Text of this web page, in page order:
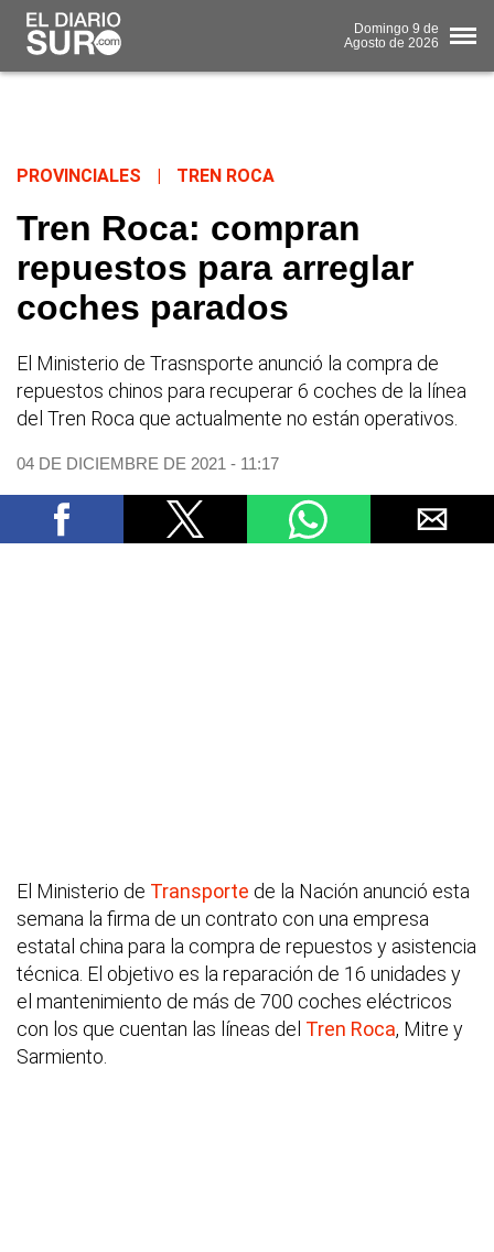
Domingo 9 de
Agosto de 2026
PROVINCIALES TREN ROCA
Tren Roca: compran
repuestos para arreglar
coches parados
El Ministerio de Trasnsporte anunció la compra de
repuestos chinos para recuperar 6 coches de la línea
del Tren Roca que actualmente no están operativos.
04 DE DICIEMBRE DE 2021 - 11:17
El Ministerio de Transporte de la Nación anunció esta
semana la firma de un contrato con una empresa
estatal china para la compra de repuestos y asistencia
técnica. El objetivo es la reparación de 16 unidades y
el mantenimiento de más de 700 coches eléctricos
con los que cuentan las líneas del Tren Roca, Mitre y
Sarmiento.